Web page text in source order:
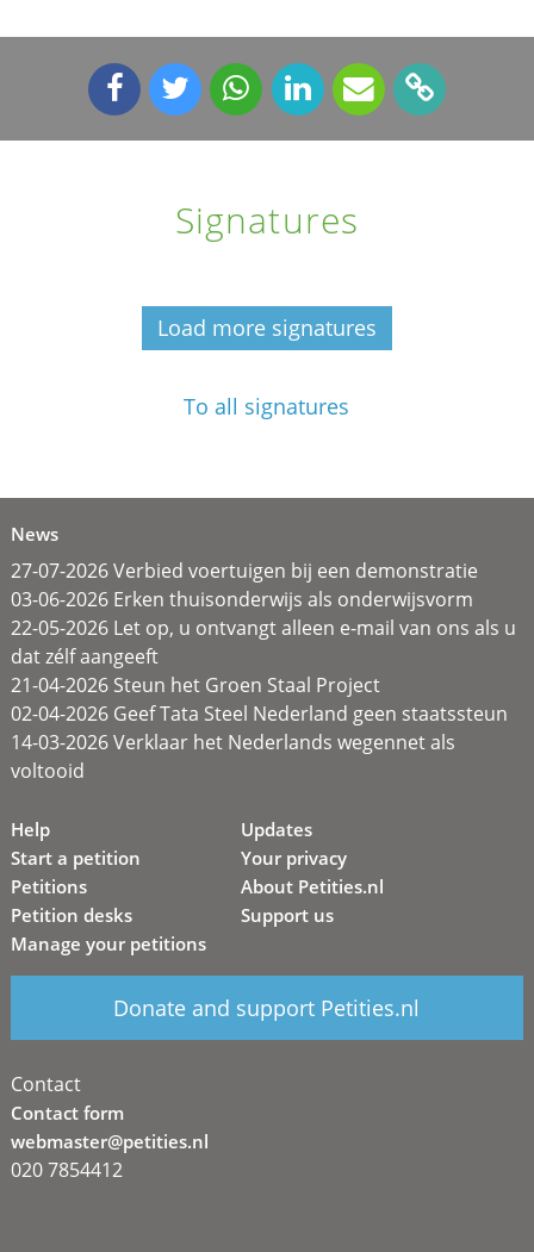
Signatures
Load more signatures
To all signatures
News
27-07-2026 Verbied voertuigen bij een demonstratie
03-06-2026 Erken thuisonderwijs als onderwijsvorm
22-05-2026 Let op, u ontvangt alleen e-mail van ons als u
dat zélf aangeeft
21-04-2026 Steun het Groen Staal Project
02-04-2026 Geef Tata Steel Nederland geen staatssteun
14-03-2026 Verklaar het Nederlands wegennet als
voltooid
Help
Start a petition
Petitions
Petition desks
Manage your petitions
Updates
Your privacy
About Petities.nl
Support us
Donate and support Petities.nl
Contact
Contact form
webmaster@petities.nl
020 7854412